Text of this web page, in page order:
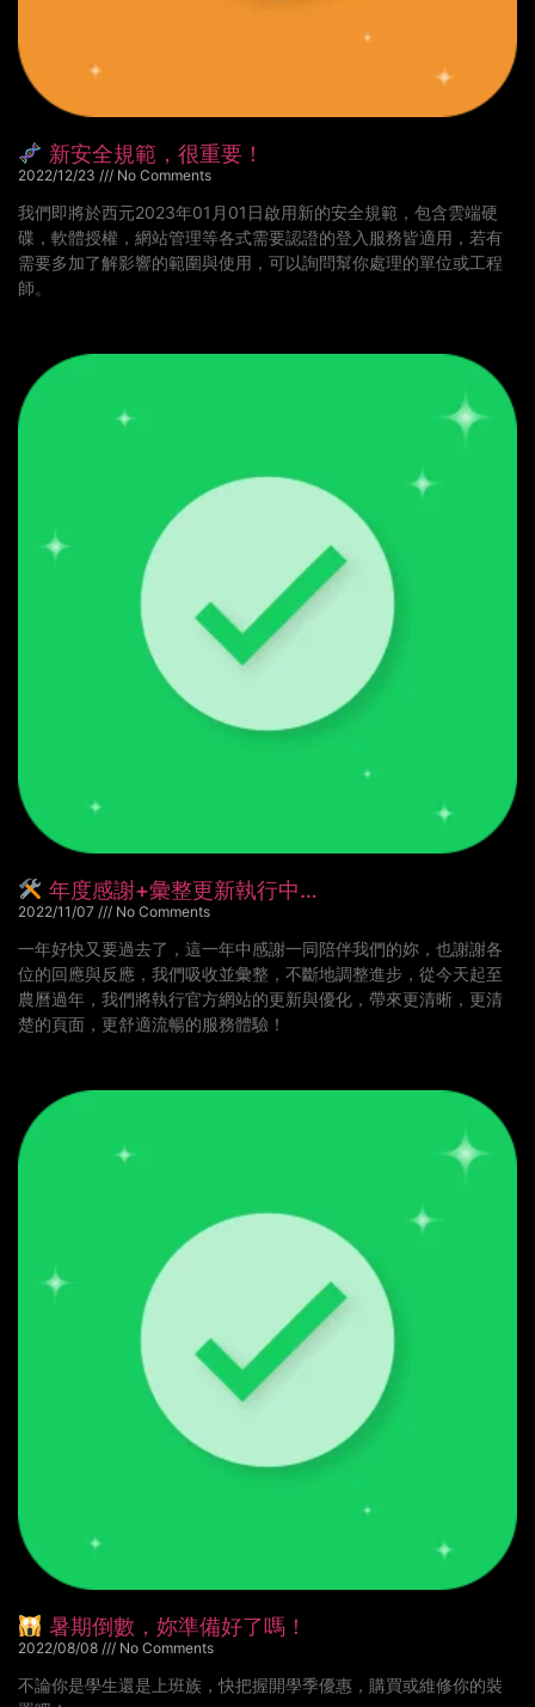
新安全規範，很重要！
2022/12/23 No Comments
我們即將於西元2023年01月01日啟用新的安全規範，包含雲端硬
碟，軟體授權，網站管理等各式需要認證的登入服務皆適用，若有
需要多加了解影響的範圍與使用，可以詢問幫你處理的單位或工程
師。
年度感謝+彙整更新執行中…
2022/11/07 No Comments
一年好快又要過去了，這一年中感謝一同陪伴我們的妳，也謝謝各
位的回應與反應，我們吸收並彙整，不斷地調整進步，從今天起至
農曆過年，我們將執行官方網站的更新與優化，帶來更清晰，更清
楚的頁面，更舒適流暢的服務體驗！
暑期倒數，妳準備好了嗎！
2022/08/08 No Comments
不論你是學生還是上班族，快把握開學季優惠，購買或維修你的裝